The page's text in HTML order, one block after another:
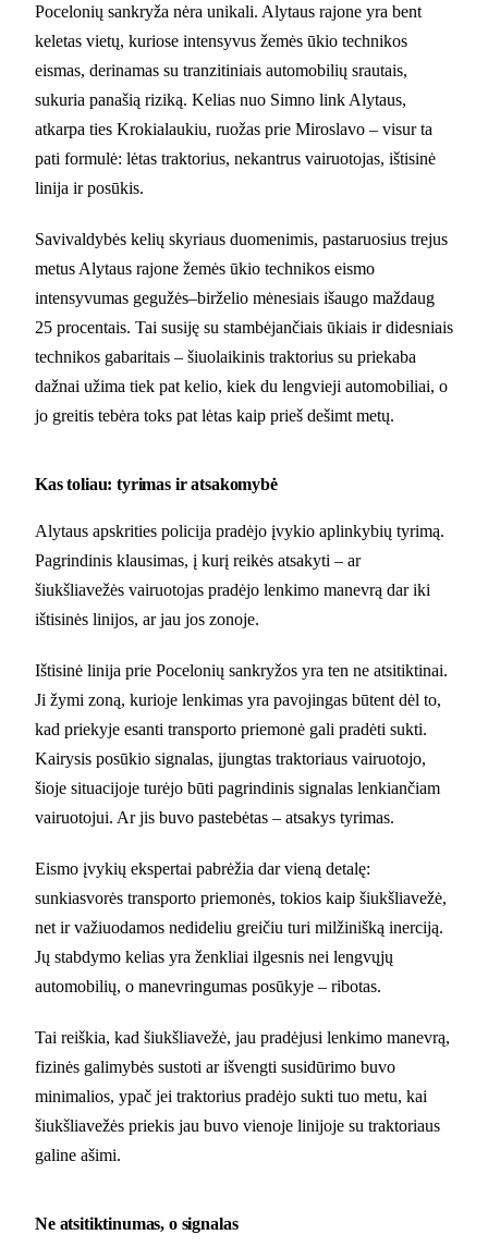
Pocelonių sankryža nėra unikali. Alytaus rajone yra bent
keletas vietų, kuriose intensyvus žemės ūkio technikos
eismas, derinamas su tranzitiniais automobilių srautais,
sukuria panašią riziką. Kelias nuo Simno link Alytaus,
atkarpa ties Krokialaukiu, ruožas prie Miroslavo – visur ta
pati formulė: lėtas traktorius, nekantrus vairuotojas, ištisinė
linija ir posūkis.
Savivaldybės kelių skyriaus duomenimis, pastaruosius trejus
metus Alytaus rajone žemės ūkio technikos eismo
intensyvumas gegužės–birželio mėnesiais išaugo maždaug
25 procentais. Tai susiję su stambėjančiais ūkiais ir didesniais
technikos gabaritais – šiuolaikinis traktorius su priekaba
dažnai užima tiek pat kelio, kiek du lengvieji automobiliai, o
jo greitis tebėra toks pat lėtas kaip prieš dešimt metų.
Kas toliau: tyrimas ir atsakomybė
Alytaus apskrities policija pradėjo įvykio aplinkybių tyrimą.
Pagrindinis klausimas, į kurį reikės atsakyti – ar
šiukšliavežės vairuotojas pradėjo lenkimo manevrą dar iki
ištisinės linijos, ar jau jos zonoje.
Ištisinė linija prie Pocelonių sankryžos yra ten ne atsitiktinai.
Ji žymi zoną, kurioje lenkimas yra pavojingas būtent dėl to,
kad priekyje esanti transporto priemonė gali pradėti sukti.
Kairysis posūkio signalas, įjungtas traktoriaus vairuotojo,
šioje situacijoje turėjo būti pagrindinis signalas lenkiančiam
vairuotojui. Ar jis buvo pastebėtas – atsakys tyrimas.
Eismo įvykių ekspertai pabrėžia dar vieną detalę:
sunkiasvorės transporto priemonės, tokios kaip šiukšliavežė,
net ir važiuodamos nedideliu greičiu turi milžinišką inerciją.
Jų stabdymo kelias yra ženkliai ilgesnis nei lengvųjų
automobilių, o manevringumas posūkyje – ribotas.
Tai reiškia, kad šiukšliavežė, jau pradėjusi lenkimo manevrą,
fizinės galimybės sustoti ar išvengti susidūrimo buvo
minimalios, ypač jei traktorius pradėjo sukti tuo metu, kai
šiukšliavežės priekis jau buvo vienoje linijoje su traktoriaus
galine ašimi.
Ne atsitiktinumas, o signalas